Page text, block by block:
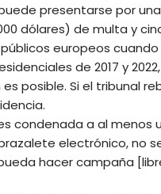
presentarse por
dólares) de multa y
europeos
de 2017 y
posible. Si el tribunal
condenada a al menos
electrónico, no
hacer campaña